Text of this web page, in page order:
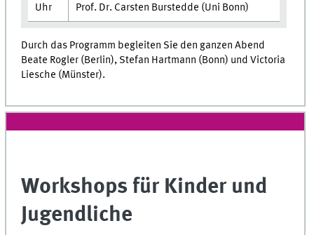
Uhr
Prof. Dr. Carsten Burstedde (Uni Bonn)
Durch das Programm begleiten Sie den ganzen Abend
Beate Rogler (Berlin), Stefan Hartmann (Bonn) und Victoria
Liesche (Münster).
Workshops für Kinder und
Jugendliche